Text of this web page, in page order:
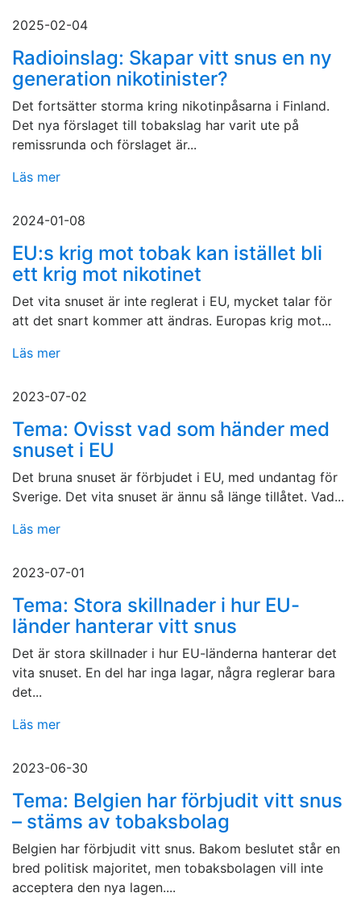
2025-02-04
Radioinslag: Skapar vitt snus en ny
generation nikotinister?
Det fortsätter storma kring nikotinpåsarna i Finland.
Det nya förslaget till tobakslag har varit ute på
remissrunda och förslaget är...
Läs mer
2024-01-08
EU:s krig mot tobak kan istället bli
ett krig mot nikotinet
Det vita snuset är inte reglerat i EU, mycket talar för
att det snart kommer att ändras. Europas krig mot...
Läs mer
2023-07-02
Tema: Ovisst vad som händer med
snuset i EU
Det bruna snuset är förbjudet i EU, med undantag för
Sverige. Det vita snuset är ännu så länge tillåtet. Vad...
Läs mer
2023-07-01
Tema: Stora skillnader i hur EU-
länder hanterar vitt snus
Det är stora skillnader i hur EU-länderna hanterar det
vita snuset. En del har inga lagar, några reglerar bara
det...
Läs mer
2023-06-30
Tema: Belgien har förbjudit vitt snus
– stäms av tobaksbolag
Belgien har förbjudit vitt snus. Bakom beslutet står en
bred politisk majoritet, men tobaksbolagen vill inte
acceptera den nya lagen....